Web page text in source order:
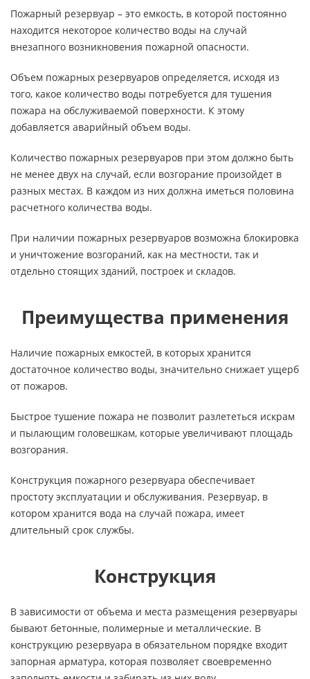
Пожарный резервуар – это емкость, в которой постоянно
находится некоторое количество воды на случай
внезапного возникновения пожарной опасности.
Объем пожарных резервуаров определяется, исходя из
того, какое количество воды потребуется для тушения
пожара на обслуживаемой поверхности. К этому
добавляется аварийный объем воды.
Количество пожарных резервуаров при этом должно быть
не менее двух на случай, если возгорание произойдет в
разных местах. В каждом из них должна иметься половина
расчетного количества воды.
При наличии пожарных резервуаров возможна блокировка
и уничтожение возгораний, как на местности, так и
отдельно стоящих зданий, построек и складов.
Преимущества применения
Наличие пожарных емкостей, в которых хранится
достаточное количество воды, значительно снижает ущерб
от пожаров.
Быстрое тушение пожара не позволит разлететься искрам
и пылающим головешкам, которые увеличивают площадь
возгорания.
Конструкция пожарного резервуара обеспечивает
простоту эксплуатации и обслуживания. Резервуар, в
котором хранится вода на случай пожара, имеет
длительный срок службы.
Конструкция
В зависимости от объема и места размещения резервуары
бывают бетонные, полимерные и металлические. В
конструкцию резервуара в обязательном порядке входит
запорная арматура, которая позволяет своевременно